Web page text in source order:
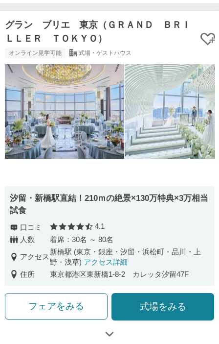
グラン ブリエ 東京（ＧＲＡＮＤ ＢＲＩ
ＬＬＥＲ ＴＯＫＹＯ）
オンライン見学可能 式場・ゲストハウス
汐留・新橋駅直結！210ｍの絶景×130万特典×3万相当
試食
口コミ 口コミ評価
4.1
人数
着席：30名 ～ 80名
アクセス
新橋駅 (東京・銀座・汐留・浜松町・品川・上
野・浅草) アクセス詳細
住所
東京都港区東新橋1-8-2 カレッタ汐留47F
フェアをみる 式場をみる